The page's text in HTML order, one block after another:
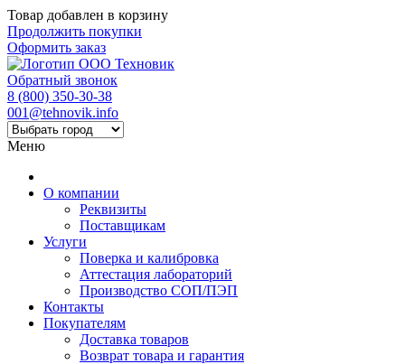
Товар добавлен в корзину
Продолжить покупки
Оформить заказ
Обратный звонок
8 (800) 350-30-38
001@tehnovik.info
Меню
О компании
Реквизиты
Поставщикам
Услуги
Поверка и калибровка
Аттестация лабораторий
Производство СОП/ПЭП
Контакты
Покупателям
Доставка товаров
Возврат товара и гарантия